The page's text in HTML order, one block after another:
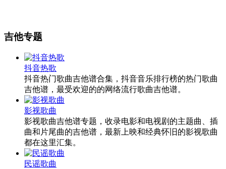
吉他专题
抖音热歌
抖音热门歌曲吉他谱合集，抖音音乐排行榜的热门歌曲
吉他谱，最受欢迎的的网络流行歌曲吉他谱。
影视歌曲
影视歌曲吉他谱专题，收录电影和电视剧的主题曲、插
曲和片尾曲的吉他谱，最新上映和经典怀旧的影视歌曲
都在这里汇集。
民谣歌曲